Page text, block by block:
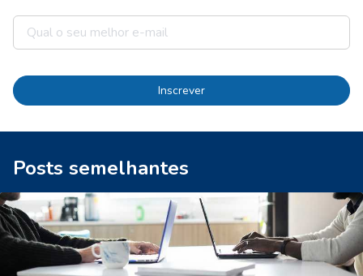
Inscrever
Posts semelhantes